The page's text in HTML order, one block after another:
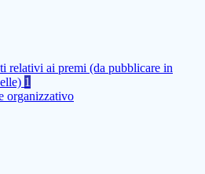
relativi ai premi (da pubblicare in
1
organizzativo